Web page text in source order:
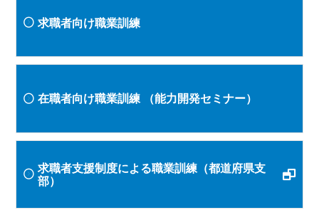
求職者向け職業訓練
在職者向け職業訓練 （能力開発セミナー）
求職者支援制度による職業訓練（都道府県支
部）